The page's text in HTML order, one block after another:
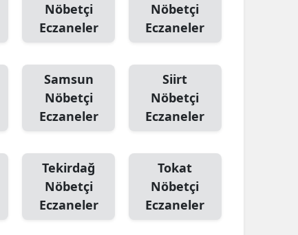
Nöbetçi
Eczaneler
Nöbetçi
Eczaneler
Samsun
Nöbetçi
Eczaneler
Siirt
Nöbetçi
Eczaneler
Tekirdağ
Nöbetçi
Eczaneler
Tokat
Nöbetçi
Eczaneler